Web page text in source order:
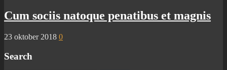
Cum sociis natoque penatibus et magnis
23 oktober 2018 0
Search